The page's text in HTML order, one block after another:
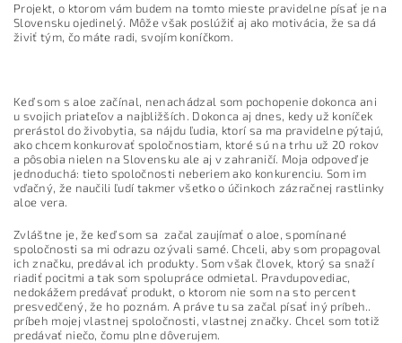
Projekt, o ktorom vám budem na tomto mieste pravidelne písať je na
Slovensku ojedinelý. Môže však poslúžiť aj ako motivácia, že sa dá
živiť tým, čo máte radi, svojím koníčkom.
Keď som s aloe začínal, nenachádzal som pochopenie dokonca ani
u svojich priateľov a najbližších. Dokonca aj dnes, kedy už koníček
prerástol do živobytia, sa nájdu ľudia, ktorí sa ma pravidelne pýtajú,
ako chcem konkurovať spoločnostiam, ktoré sú na trhu už 20 rokov
a pôsobia nielen na Slovensku ale aj v zahraničí. Moja odpoveď je
jednoduchá: tieto spoločnosti neberiem ako konkurenciu. Som im
vďačný, že naučili ľudí takmer všetko o účinkoch zázračnej rastlinky
aloe vera.
Zvláštne je, že keď som sa začal zaujímať o aloe, spomínané
spoločnosti sa mi odrazu ozývali samé. Chceli, aby som propagoval
ich značku, predával ich produkty. Som však človek, ktorý sa snaží
riadiť pocitmi a tak som spolupráce odmietal. Pravdupovediac,
nedokážem predávať produkt, o ktorom nie som na sto percent
presvedčený, že ho poznám. A práve tu sa začal písať iný príbeh..
príbeh mojej vlastnej spoločnosti, vlastnej značky. Chcel som totiž
predávať niečo, čomu plne dôverujem.